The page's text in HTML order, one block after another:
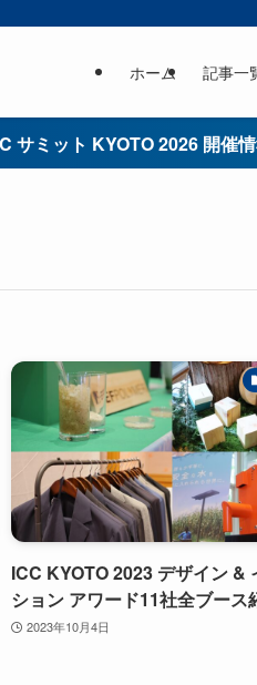
ホーム 記事一
サミット KYOTO 2026 開催
ICC KYOTO 2023 デザイン &
ション アワード11社全ブース
2023年10月4日